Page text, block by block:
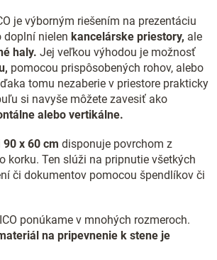
je výborným riešením na prezentáciu
doplní nielen kancelárske priestory, ale
haly. Jej veľkou výhodou je možnosť
pomocou prispôsobených rohov, alebo
tomu nezaberie v priestore prakticky
si navyše môžete zavesiť ako
alebo vertikálne.
90 x 60 cm disponuje povrchom z
korku. Ten slúži na pripnutie všetkých
či dokumentov pomocou špendlíkov či
ponúkame v mnohých rozmeroch.
na pripevnenie k stene je